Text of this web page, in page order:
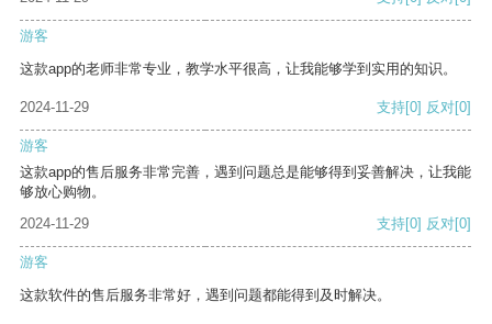
游客
这款app的老师非常专业，教学水平很高，让我能够学到实用的知识。
2024-11-29 支持[0] 反对[0]
游客
这款app的售后服务非常完善，遇到问题总是能够得到妥善解决，让我能
够放心购物。
2024-11-29
支持[0] 反对[0]
游客
这款软件的售后服务非常好，遇到问题都能得到及时解决。